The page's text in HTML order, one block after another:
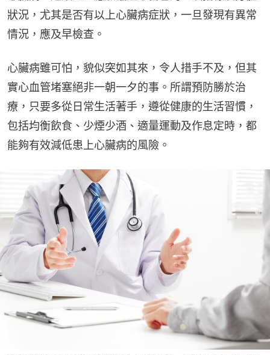
狀況，尤其是否有以上心臟病症狀，一旦發現有異常
情況，應及早檢查。
心臟病雖可怕，貌似突如其來，令人措手不及，但其
實心血管堵塞絕非一朝一夕的事。所謂預防勝於治
療，只要多從日常生活著手，遵從健康的生活習慣，
包括均衡飲食、少煙少酒、適量運動及作息定時，都
能夠有效減低患上心臟病的風險。